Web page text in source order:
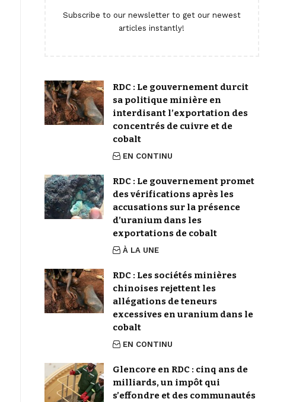
Subscribe to our newsletter to get our newest
articles instantly!
RDC : Le gouvernement durcit
sa politique minière en
interdisant l’exportation des
concentrés de cuivre et de
cobalt
EN CONTINU
RDC : Le gouvernement promet
des vérifications après les
accusations sur la présence
d’uranium dans les
exportations de cobalt
À LA UNE
RDC : Les sociétés minières
chinoises rejettent les
allégations de teneurs
excessives en uranium dans le
cobalt
EN CONTINU
Glencore en RDC : cinq ans de
milliards, un impôt qui
s’effondre et des communautés